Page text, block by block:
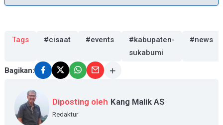
Tags #cisaat #events
#kabupaten-
sukabumi
#news
Bagikan:
Diposting oleh Kang Malik AS
Redaktur